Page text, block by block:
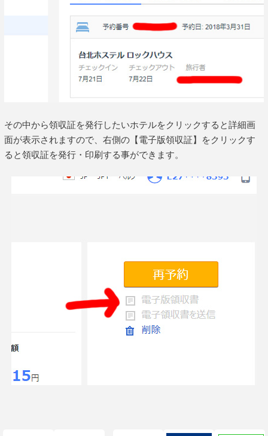
その中から領収証を発行したいホテルをクリックすると詳細画
面が表示されますので、右側の【電子版領収証】をクリックす
ると領収証を発行・印刷する事ができます。